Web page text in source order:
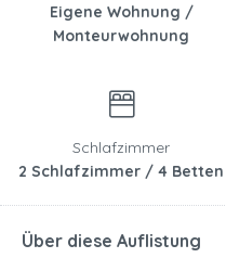
Eigene Wohnung /
Monteurwohnung
Schlafzimmer
2 Schlafzimmer / 4 Betten
Über diese Auflistung